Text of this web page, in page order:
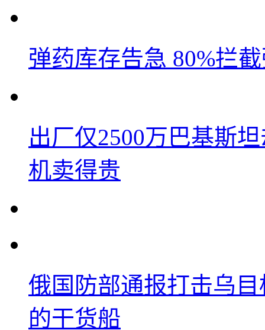
弹药库存告急 80%拦
出厂仅2500万巴基斯
机卖得贵
俄国防部通报打击乌
的干货船